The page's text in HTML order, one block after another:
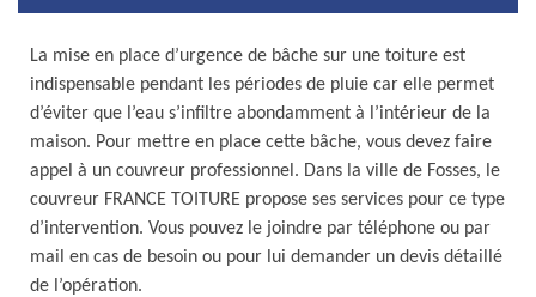
La mise en place d’urgence de bâche sur une toiture est
indispensable pendant les périodes de pluie car elle permet
d’éviter que l’eau s’infiltre abondamment à l’intérieur de la
maison. Pour mettre en place cette bâche, vous devez faire
appel à un couvreur professionnel. Dans la ville de Fosses, le
couvreur FRANCE TOITURE propose ses services pour ce type
d’intervention. Vous pouvez le joindre par téléphone ou par
mail en cas de besoin ou pour lui demander un devis détaillé
de l’opération.